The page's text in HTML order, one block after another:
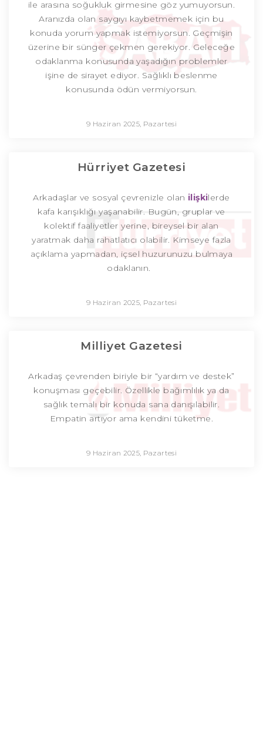
ile arasına soğukluk girmesine göz yumuyorsun.
Aranızda olan saygıyı kaybetmemek için bu
konuda yorum yapmak istemiyorsun. Geçmişin
üzerine bir sünger çekmen gerekiyor. Geleceğe
odaklanma konusunda yaşadığın problemler
işine de sirayet ediyor. Sağlıklı beslenme
konusunda ödün vermiyorsun.
9 Haziran 2025, Pazartesi
Hürriyet Gazetesi
Arkadaşlar ve sosyal çevrenizle olan ilişkilerde
kafa karışıklığı yaşanabilir. Bugün, gruplar ve
kolektif faaliyetler yerine, bireysel bir alan
yaratmak daha rahatlatıcı olabilir. Kimseye fazla
açıklama yapmadan, içsel huzurunuzu bulmaya
odaklanın.
9 Haziran 2025, Pazartesi
Milliyet Gazetesi
Arkadaş çevrenden biriyle bir “yardım ve destek”
konuşması geçebilir. Özellikle bağımlılık ya da
sağlık temalı bir konuda sana danışılabilir.
Empatin artıyor ama kendini tüketme.
9 Haziran 2025, Pazartesi